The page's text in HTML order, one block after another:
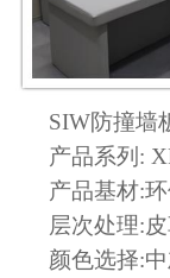
SIW防撞墙
产品系列 :
产品基材:
层次处理:
颜色选择: